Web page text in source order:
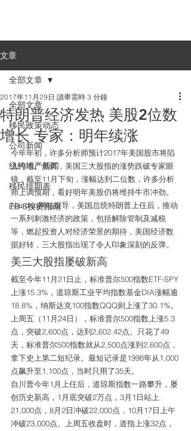
文章
全部文章
移民政策动态
公司新闻
纽约地产新闻
移民排期表
EB-5投资指南
全部文章
特朗普经济发热 美股2位数
增长 专家：明年续涨
2017年11月29日 讀畢需時 3 分鐘
今年年初，许多分析师预计2017年美国股市将陷
入停滞。然而，美国三大股指的涨势跌破专家眼
镜，截至11月下旬，涨幅达到二位数，许多分析
师上调预期，看好明年美股仍将维持牛市冲劲。
Nasdaq网站报导，美国总统特朗普上任后，推动
一系列刺激经济的政策，包括解除管制及减税
等，燃起投资人对经济荣景的期待，美国经济数
据好转，三大股指出现了令人印象深刻的反弹。
美三大股指屡破新高
截至今年11月21日止，标准普尔500指数ETF-SPY
上涨15.3%，道琼斯工业平均指数基金DIA涨幅逾
18.8%，纳斯达克100指数QQQ则上涨了30.1%。
上周五（11月24日），标准普尔500指数上涨5.3
点，突破2,600点，达到2,602.42点。只花了49
天，标准普尔500指数就从2,500点涨到2,600点，
拿下史上第二短纪录。最短记录是1998年从1,000
点飙升至1,100点，当时只用了35天。
自川普今年1月上任后，道琼斯指数一路攀升，屡
创历史新高，1月底突破2万点，3月1日站上
21,000点，8月2日冲破22,000点，10月17日上午
冲破23,000点。上周五收盘时，道指上涨32点，